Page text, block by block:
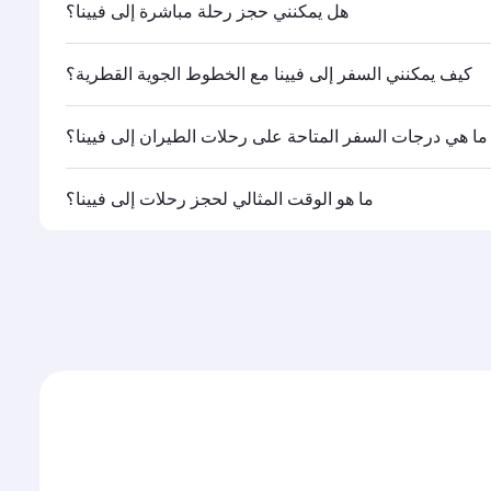
هل يمكنني حجز رحلة مباشرة إلى فيينا؟
كيف يمكنني السفر إلى فيينا مع الخطوط الجوية القطرية؟
ما هي درجات السفر المتاحة على رحلات الطيران إلى فيينا؟
تشغيلها، يمكنك السفر على متن درجة رجال الأعمال
ما هو الوقت المثالي لحجز رحلات إلى فيينا؟